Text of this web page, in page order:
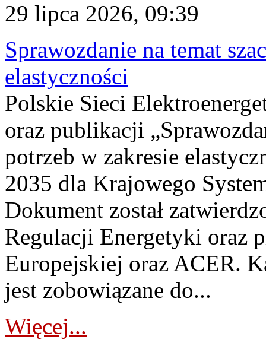
29 lipca 2026, 09:39
Sprawozdanie na temat
elastyczności
Polskie Sieci
oraz publikacji
potrzeb w zakresie
2035 dla Krajowego
Dokument został
Regulacji Energetyki oraz
Europejskiej oraz ACER.
jest zobowiązane do...
Więcej...